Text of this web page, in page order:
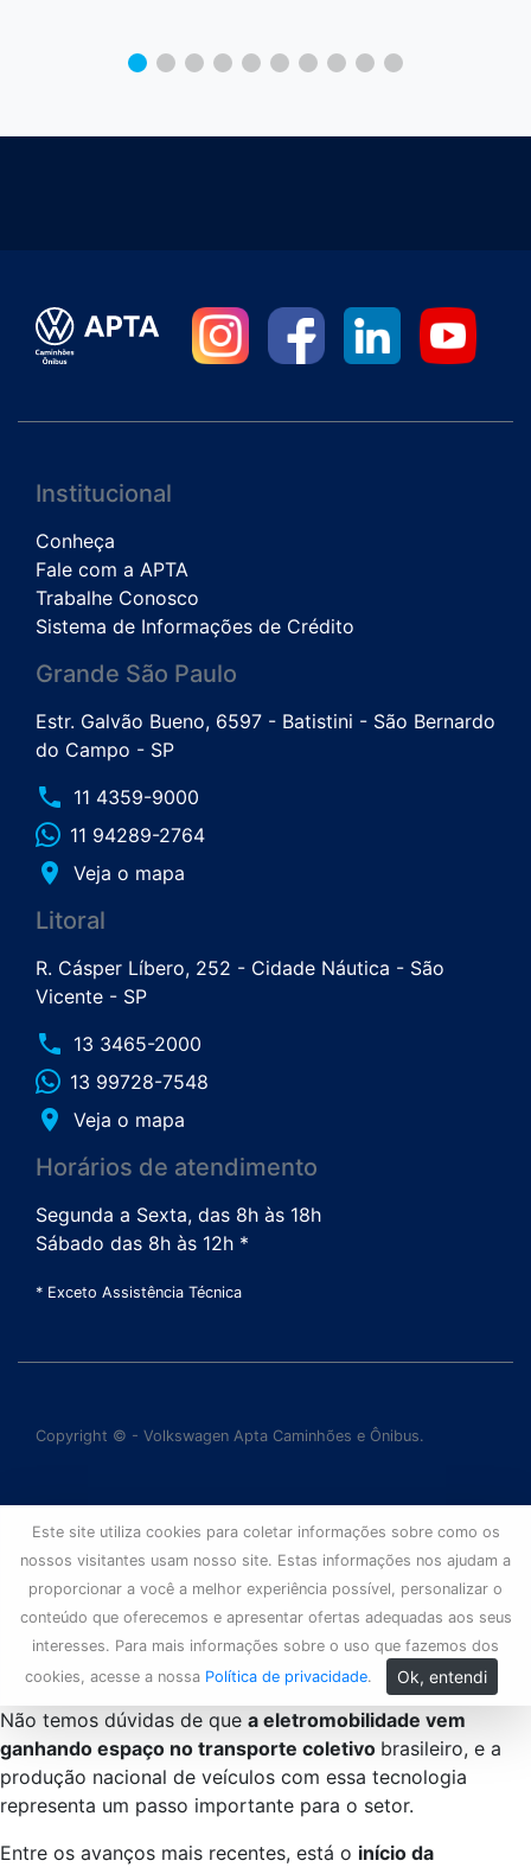
Institucional
Conheça
Fale com a APTA
Trabalhe Conosco
Sistema de Informações de Crédito
Grande São Paulo
Estr. Galvão Bueno, 6597 - Batistini - São Bernardo
do Campo - SP
phone 11 4359-9000
11 94289-2764
place Veja o mapa
Litoral
R. Cásper Líbero, 252 - Cidade Náutica - São
Vicente - SP
phone 13 3465-2000
13 99728-7548
place Veja o mapa
Horários de atendimento
Segunda a Sexta, das 8h às 18h
Sábado das 8h às 12h *
* Exceto Assistência Técnica
Copyright © - Volkswagen Apta Caminhões e Ônibus.
Este site utiliza cookies para coletar informações sobre como os
nossos visitantes usam nosso site. Estas informações nos ajudam a
proporcionar a você a melhor experiência possível, personalizar o
conteúdo que oferecemos e apresentar ofertas adequadas aos seus
interesses. Para mais informações sobre o uso que fazemos dos
cookies, acesse a nossa Política de privacidade. Ok, entendi
Não temos dúvidas de que a eletromobilidade vem
ganhando espaço no transporte coletivo brasileiro, e a
produção nacional de veículos com essa tecnologia
representa um passo importante para o setor.
Entre os avanços mais recentes, está o início da